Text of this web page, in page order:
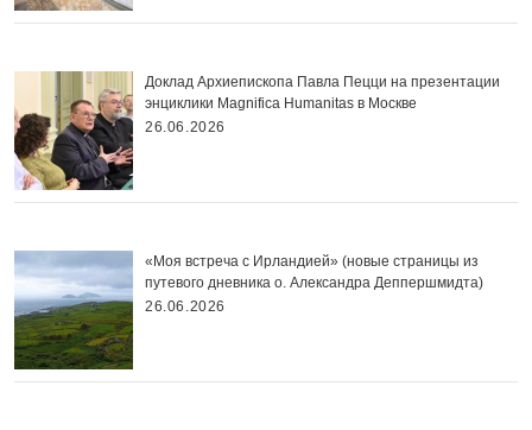
Доклад Архиепископа Павла Пецци на презентации
энциклики Magnifica Нumanitas в Москве
26.06.2026
«Моя встреча с Ирландией» (новые страницы из
путевого дневника о. Александра Деппершмидта)
26.06.2026